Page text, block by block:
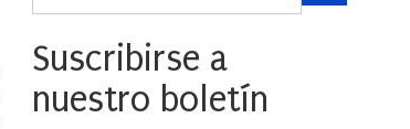
Suscribirse a
nuestro boletín